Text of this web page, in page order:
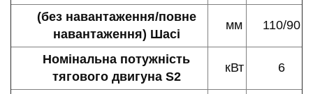
(без навантаження/повне
навантаження) Шасі
мм 110/90
Номінальна потужність
тягового двигуна S2
кВт 6